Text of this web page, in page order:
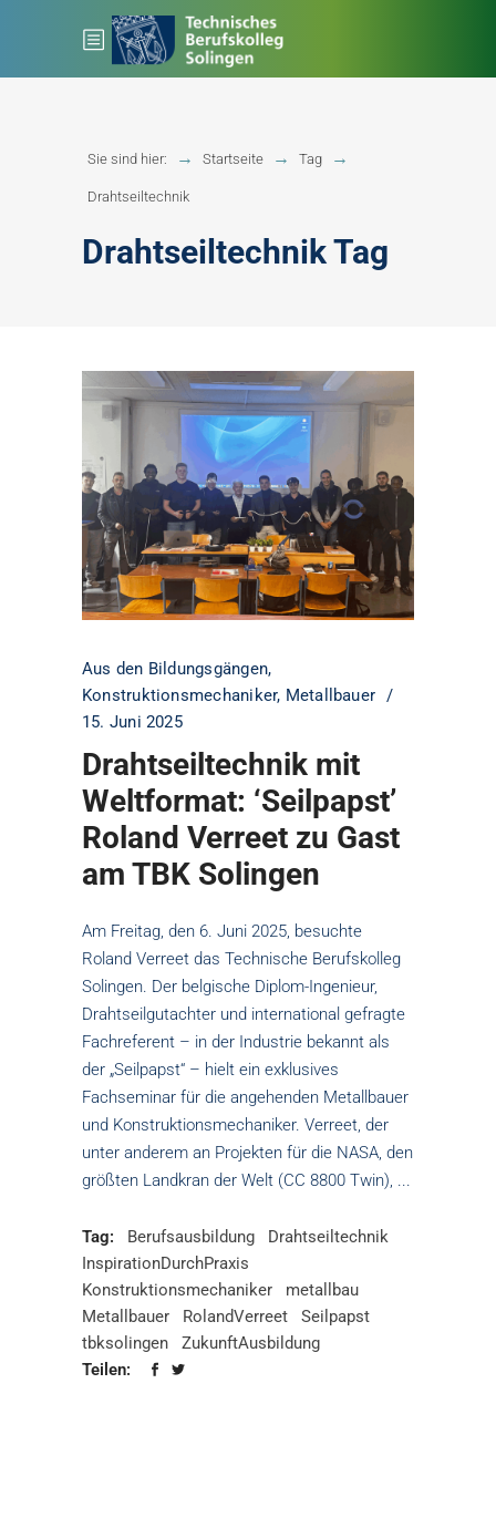
Sie sind hier: Startseite Tag
Drahtseiltechnik
Drahtseiltechnik Tag
Aus den Bildungsgängen,
Konstruktionsmechaniker, Metallbauer
15. Juni 2025
Drahtseiltechnik mit
Weltformat: ‘Seilpapst’
Roland Verreet zu Gast
am TBK Solingen
Am Freitag, den 6. Juni 2025, besuchte
Roland Verreet das Technische Berufskolleg
Solingen. Der belgische Diplom-Ingenieur,
Drahtseilgutachter und international gefragte
Fachreferent – in der Industrie bekannt als
der „Seilpapst“ – hielt ein exklusives
Fachseminar für die angehenden Metallbauer
und Konstruktionsmechaniker. Verreet, der
unter anderem an Projekten für die NASA, den
größten Landkran der Welt (CC 8800 Twin),
Tag: Berufsausbildung
Drahtseiltechnik
InspirationDurchPraxis
Konstruktionsmechaniker
metallbau
Metallbauer
RolandVerreet
Seilpapst
tbksolingen
ZukunftAusbildung
Teilen: